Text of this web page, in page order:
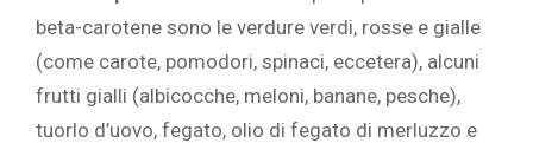
beta-carotene sono le verdure verdi, rosse e gialle
(come carote, pomodori, spinaci, eccetera), alcuni
frutti gialli (albicocche, meloni, banane, pesche),
tuorlo d’uovo, fegato, olio di fegato di merluzzo e